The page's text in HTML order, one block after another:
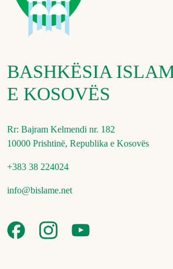
BASHKËSIA
E KOSOVËS
Rr: Bajram Kelmendi nr. 182
10000 Prishtinë, Republika e Kosovës
+383 38 224024
info@bislame.net